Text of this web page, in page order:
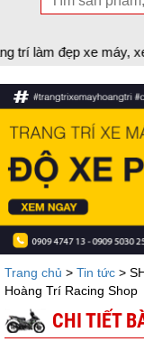
xe tay ga đời mới,
Trang chủ > Tin tức >
Hoàng Trí Racing Shop
CHI TIẾT